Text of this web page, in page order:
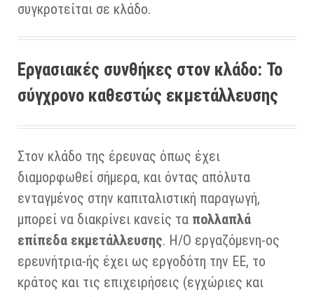
συγκροτείται σε κλάδο.
Εργασιακές συνθήκες στον κλάδο: Το
σύγχρονο καθεστώς εκμετάλλευσης
Στον κλάδο της έρευνας όπως έχει
διαμορφωθεί σήμερα, και όντας απόλυτα
ενταγμένος στην καπιταλιστική παραγωγή,
μπορεί να διακρίνει κανείς τα πολλαπλά
επίπεδα εκμετάλλευσης. Η/Ο εργαζόμενη-ος
ερευνήτρια-ής έχει ως εργοδότη την ΕΕ, το
κράτος και τις επιχειρήσεις (εγχώριες και